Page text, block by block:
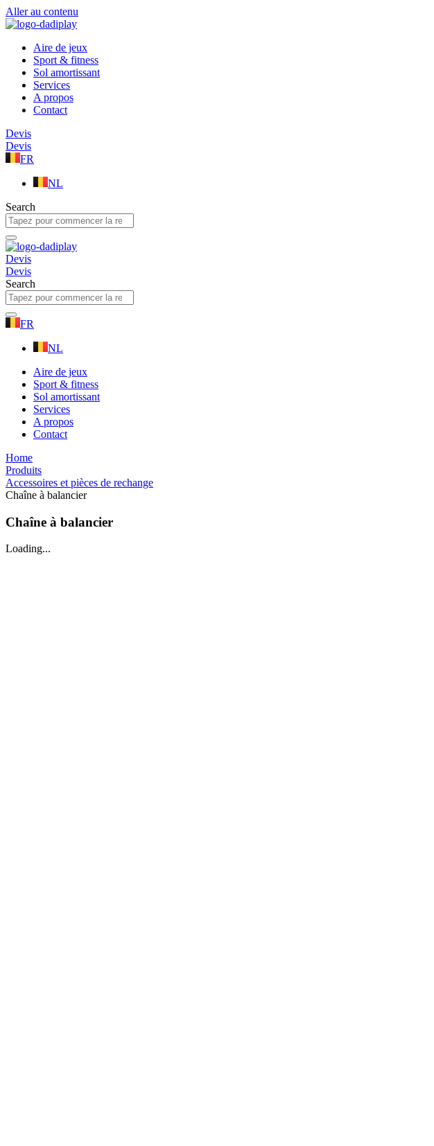
Aller au contenu
Aire de jeux
Sport & fitness
Sol amortissant
Services
A propos
Contact
Devis
Devis
FR
NL
Search
Devis
Devis
Search
FR
NL
Aire de jeux
Sport & fitness
Sol amortissant
Services
A propos
Contact
Home
Produits
Accessoires et pièces de rechange
Chaîne à balancier
Chaîne à balancier
Loading...